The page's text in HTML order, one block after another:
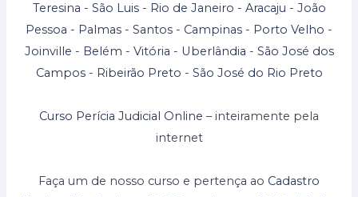
Teresina - São Luis- Rio de Janeiro - Aracaju - João
Pessoa - Palmas - Santos - Campinas - Porto Velho -
Joinville - Belém - Vitória - Uberlândia - São José dos
Campos- Ribeirão Preto - São José do Rio Preto
Curso Perícia Judicial Online – inteiramente pela
internet
Faça um de nosso curso e pertença ao Cadastro